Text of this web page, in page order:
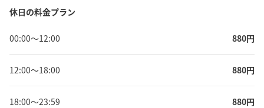
休日の料金プラン
00:00〜12:00 880円
12:00〜18:00 880円
18:00〜23:59 880円